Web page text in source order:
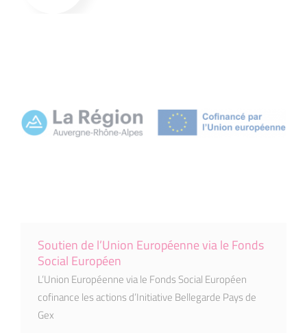
Soutien de l’Union Européenne via le Fonds
Social Européen
L’Union Européenne via le Fonds Social Européen
cofinance les actions d’Initiative Bellegarde Pays de
Gex